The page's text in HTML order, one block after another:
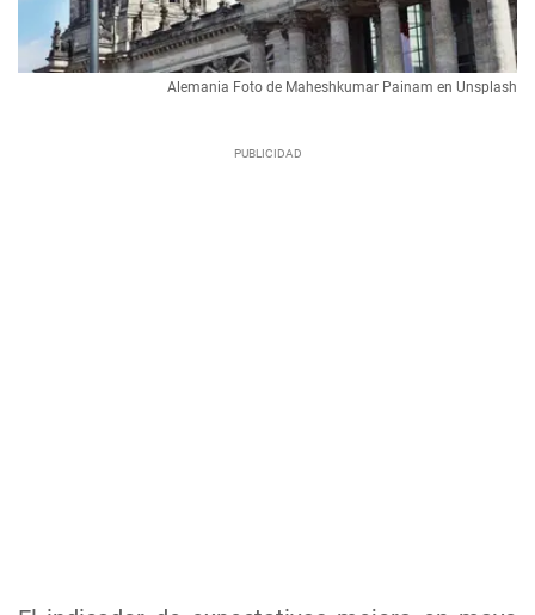
Alemania Foto de Maheshkumar Painam en Unsplash